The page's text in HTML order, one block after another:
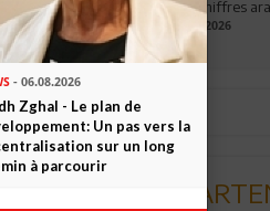
aux chiffres
09.07.2026
- 06.08.2026
Zghal - Le plan de
Un pas vers la
sur un long
à parcourir